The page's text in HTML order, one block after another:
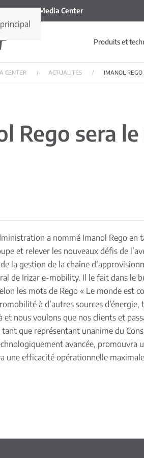
Media Center
Produits et
CENTER ACTUALITÉS IMANOL
Rego sera
a nommé Imanol Rego
et relever les nouveaux défis de
la gestion de la chaîne
de Irizar e-mobility. Il le fait dans le
les mots de Rego « Le monde
à d’autres sources
et nous voulons que nos clients et
tant que représentant unanime du
avancée, promouvra
une efficacité opérationnelle